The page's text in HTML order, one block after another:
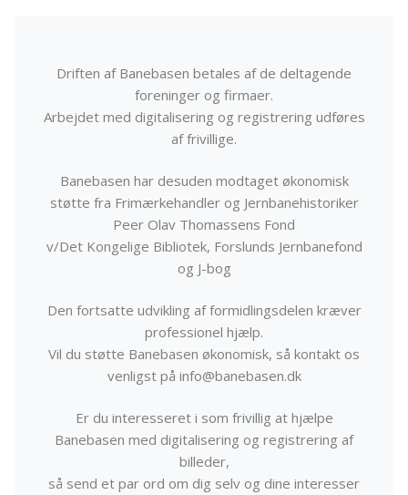
Driften af Banebasen betales af de deltagende
foreninger og firmaer.
Arbejdet med digitalisering og registrering udføres
af frivillige.
Banebasen har desuden modtaget økonomisk
støtte fra Frimærkehandler og Jernbanehistoriker
Peer Olav Thomassens Fond
v/Det Kongelige Bibliotek, Forslunds Jernbanefond
og J-bog
Den fortsatte udvikling af formidlingsdelen kræver
professionel hjælp.
Vil du støtte Banebasen økonomisk, så kontakt os
venligst på info@banebasen.dk
Er du interesseret i som frivillig at hjælpe
Banebasen med digitalisering og registrering af
billeder,
så send et par ord om dig selv og dine interesser